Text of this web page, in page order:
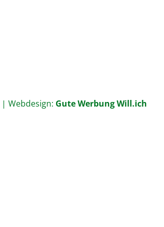
| Webdesign: Gute Werbung Will.ich